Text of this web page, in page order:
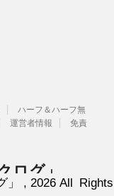
ハーフ＆ハーフ無
運営者情報
免責
ログ」
」 , 2026 All Rights